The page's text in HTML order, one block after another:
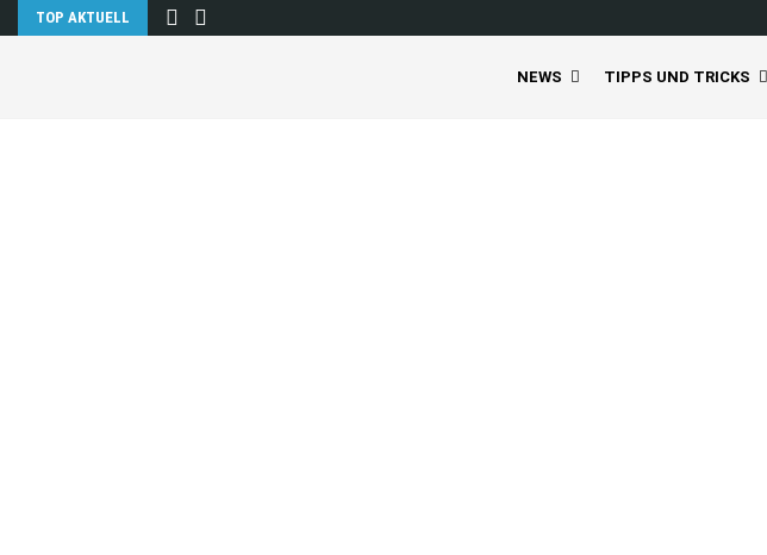
TOP AKTUELL
NEWS TIPPS UND TRICKS